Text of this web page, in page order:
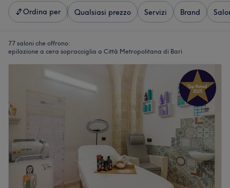
Ordina per Qualsiasi prezzo Servizi Brand
77 saloni che offrono:
epilazione a cera sopracciglia a Città Metropolitana di Bari